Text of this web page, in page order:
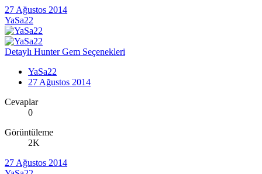
27 Ağustos 2014
YaSa22
Detaylı Hunter Gem Seçenekleri
YaSa22
27 Ağustos 2014
Cevaplar
0
Görüntüleme
2K
27 Ağustos 2014